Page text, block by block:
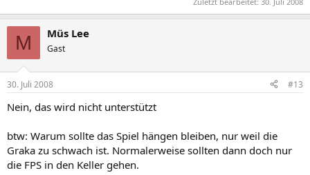
M Müs Lee
Gast
30. Juli 2008 #13
Nein, das wird nicht unterstützt
btw: Warum sollte das Spiel hängen bleiben, nur weil die
Graka zu schwach ist. Normalerweise sollten dann doch nur
die FPS in den Keller gehen.